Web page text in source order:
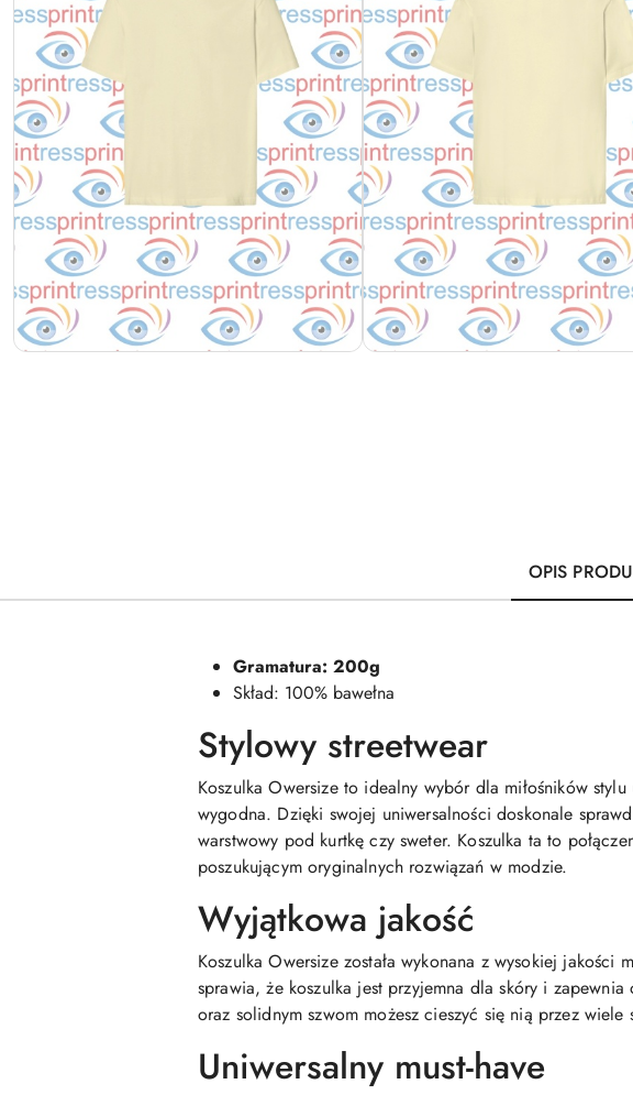
OPIS
Gramatura: 200g
Skład: 100% bawełna
Stylowy streetwear
Koszulka Owersize to idealny wybór dla miłośników
wygodna. Dzięki swojej uniwersalności doskonale
warstwowy pod kurtkę czy sweter. Koszulka ta to
poszukującym oryginalnych rozwiązań w modzie.
Wyjątkowa jakość
Koszulka Owersize została wykonana z wysokiej jakości
sprawia, że koszulka jest przyjemna dla skóry i
oraz solidnym szwom możesz cieszyć się nią przez
Uniwersalny must-have